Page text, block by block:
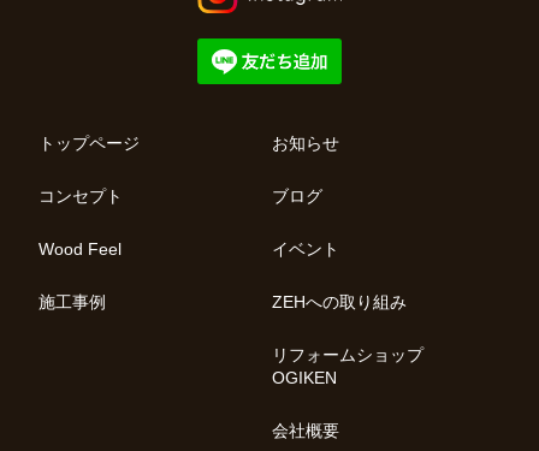
トップページ
コンセプト
Wood Feel
施工事例
お知らせ
ブログ
イベント
ZEHへの取り組み
リフォームショップ
OGIKEN
会社概要